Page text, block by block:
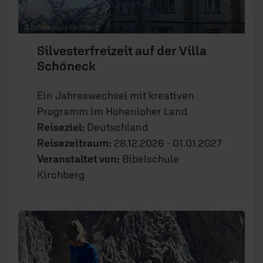
© Bibelschule Kirchberg
Silvesterfreizeit auf der Villa
Schöneck
Ein Jahreswechsel mit kreativen
Programm im Hohenloher Land
Reiseziel: Deutschland
Reisezeitraum: 28.12.2026 - 01.01.2027
Veranstaltet von: Bibelschule
Kirchberg